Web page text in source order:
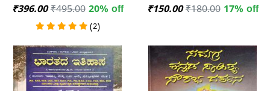
₹396.00 ₹495.00 20% off
(2)
₹150.00 ₹180.00 17% off